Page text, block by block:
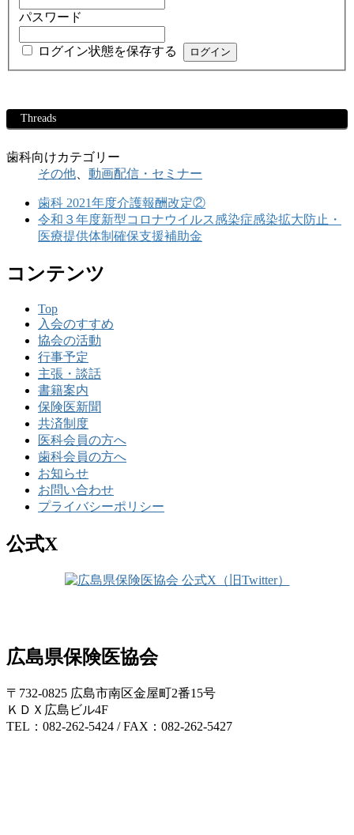
パスワード
ログイン状態を保存する
Threads
歯科向けカテゴリー
その他
動画配信・セミナー
歯科 2021年度介護報酬改定②
令和３年度新型コロナウイルス感染症感染拡大防止・
医療提供体制確保支援補助金
コンテンツ
Top
入会のすすめ
協会の活動
行事予定
主張・談話
書籍案内
保険医新聞
共済制度
医科会員の方へ
歯科会員の方へ
お知らせ
お問い合わせ
プライバシーポリシー
公式X
広島県保険医協会
〒732-0825 広島市南区金屋町2番15号
ＫＤＸ広島ビル4F
TEL：082-262-5424 / FAX：082-262-5427